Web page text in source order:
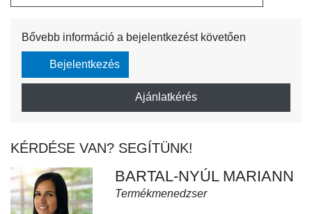
Bővebb információ a bejelentkezést követően
Bejelentkezés
Ajánlatkérés
KÉRDÉSE VAN? SEGÍTÜNK!
BARTAL-NYÚL MARIANN
Termékmenedzser